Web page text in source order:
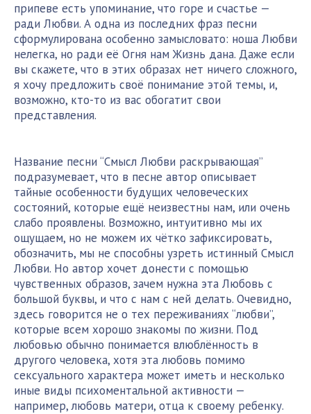
припеве есть упоминание, что горе и счастье —
ради Любви. А одна из последних фраз песни
сформулирована особенно замысловато: ноша Любви
нелегка, но ради её Огня нам Жизнь дана. Даже если
вы скажете, что в этих образах нет ничего сложного,
я хочу предложить своё понимание этой темы, и,
возможно, кто-то из вас обогатит свои
представления.
Название песни “Смысл Любви раскрывающая”
подразумевает, что в песне автор описывает
тайные особенности будущих человеческих
состояний, которые ещё неизвестны нам, или очень
слабо проявлены. Возможно, интуитивно мы их
ощущаем, но не можем их чётко зафиксировать,
обозначить, мы не способны узреть истинный Смысл
Любви. Но автор хочет донести с помощью
чувственных образов, зачем нужна эта Любовь с
большой буквы, и что с нам с ней делать. Очевидно,
здесь говорится не о тех переживаниях “любви”,
которые всем хорошо знакомы по жизни. Под
любовью обычно понимается влюблённость в
другого человека, хотя эта любовь помимо
сексуального характера может иметь и несколько
иные виды психоментальной активности —
например, любовь матери, отца к своему ребенку.